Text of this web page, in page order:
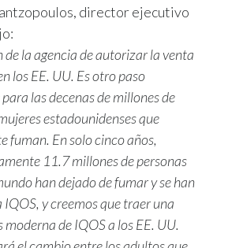
director ejecutivo
de la agencia de autorizar la venta
los EE. UU. Es otro paso
las decenas de millones de
estadounidenses que
fuman. En solo cinco años,
11.7 millones de personas
han dejado de fumar y se han
y creemos que traer una
moderna de IQOS a los EE. UU.